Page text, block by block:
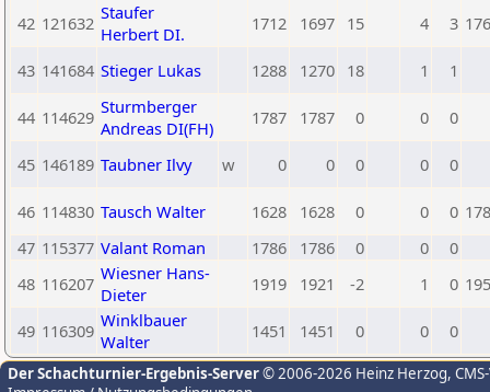
42 121632 Staufer
Herbert DI.
1712 1697 15 4 3
43 141684 Stieger Lukas 1288 1270 18 1 1
44 114629 Sturmberger
Andreas DI(FH)
1787 1787 0 0 0
45 146189 Taubner Ilvy w 0 0 0 0 0
46 114830 Tausch Walter 1628 1628 0 0 0
47 115377 Valant Roman 1786 1786 0 0
0
48 116207 Wiesner Hans-
Dieter
1919 1921 -2 1 0
49 116309 Winklbauer
Walter
1451 1451 0 0 0
Der Schachturnier-Ergebnis-Server© 2006-2026 Heinz Herzog,